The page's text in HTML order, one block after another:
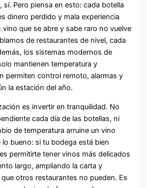
sí. Pero piensa en esto: cada botella
dinero perdido y mala experiencia
vino que se abre y sabe raro no vuelve
de restaurantes de nivel, cada
los sistemas modernos de
mantienen temperatura y
permiten control remoto, alarmas y
la estación del año.
es invertir en tranquilidad. No
cada día de las botellas, ni
de temperatura arruine un vino
lo bueno: si tu bodega está bien
permitirte tener vinos más delicados
largo, ampliando la carta y
otros restaurantes no pueden. Es